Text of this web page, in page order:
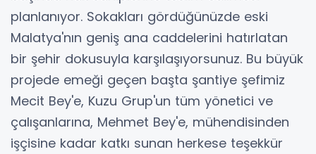
planlanıyor. Sokakları gördüğünüzde eski
Malatya'nın geniş ana caddelerini hatırlatan
bir şehir dokusuyla karşılaşıyorsunuz. Bu büyük
projede emeği geçen başta şantiye şefimiz
Mecit Bey'e, Kuzu Grup'un tüm yönetici ve
çalışanlarına, Mehmet Bey'e, mühendisinden
işçisine kadar katkı sunan herkese teşekkür